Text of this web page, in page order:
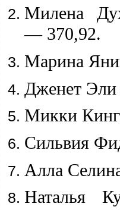
Милена
— 370,92.
Марина
Дженет
Микки
Сильвия
Алла
Наталья